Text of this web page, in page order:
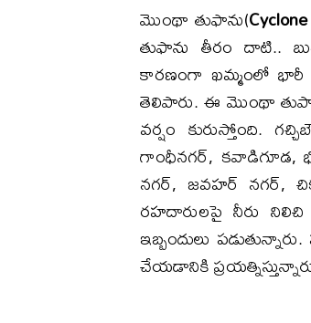
మొంథా తుఫాను(
తుఫాను తీరం దాటి..
కారణంగా ఖమ్మంలో భారీ
తెలిపారు. ఈ మొంథా
వర్షం కురుస్తోంది.
గాంధీనగర్, కవాడిగూడ,
నగర్, జవహర్ నగర్,
రహదారులపై నీరు నిలిచి
ఇబ్బందులు
చేయడానికి